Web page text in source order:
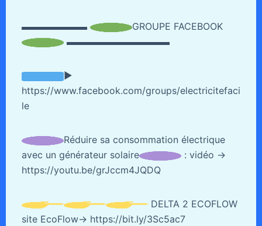
▬▬▬▬▬▬▬
GROUPE FACEBOOK
▬▬▬▬▬▬▬▬▬▬▬
►
https://www.facebook.com/groups/electricitefaci
le
Réduire sa consommation électrique
avec un générateur solaire
: vidéo →
https://youtu.be/grJccm4JQDQ
DELTA 2 ECOFLOW
site EcoFlow→ https://bit.ly/3Sc5ac7